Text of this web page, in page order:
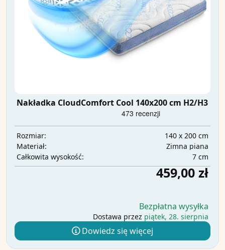
Nakładka CloudComfort Cool 140x200 cm H2/H3
Rozmiar:
140 x 200 cm
Materiał:
Zimna piana
Całkowita wysokość:
7 cm
459,00 zł
Bezpłatna wysyłka
Dostawa przez piątek, 28. sierpnia
Dowiedz się więcej